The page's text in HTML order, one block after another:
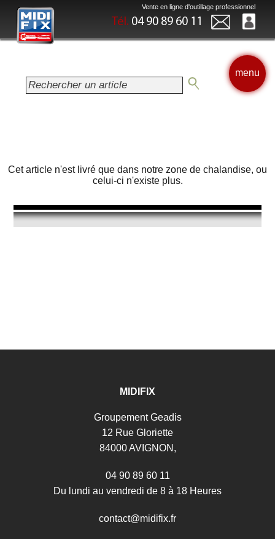
Vente en ligne d'outillage professionnel
Tél. 04 90 89 60 11
menu
Cet article n'est livré que dans notre zone de chalandise, ou
celui-ci n'existe plus.
MIDIFIX
Groupement Geadis
12 Rue Gloriette
84000 AVIGNON,
04 90 89 60 11
Du lundi au vendredi de 8 à 18 Heures
contact@midifix.fr